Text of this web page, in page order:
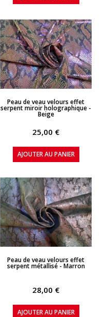
APERÇU RAPIDE
Peau de veau velours effet
serpent miroir holographique -
Beige
25,00 €
AJOUTER AU PANIER
APERÇU RAPIDE
Peau de veau velours effet
serpent métallisé - Marron
28,00 €
AJOUTER AU PANIER